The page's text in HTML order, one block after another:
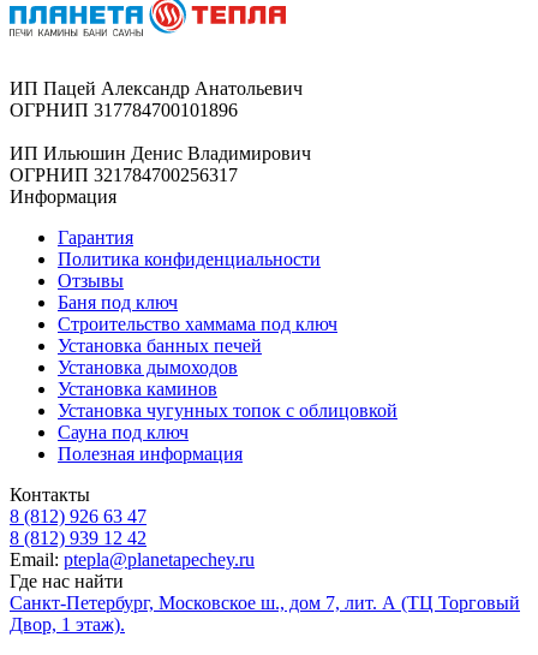
ИП Пацей Александр Анатольевич
ОГРНИП 317784700101896
ИП Ильюшин Денис Владимирович
ОГРНИП 321784700256317
Информация
Гарантия
Политика конфиденциальности
Отзывы
Баня под ключ
Строительство хаммама под ключ
Установка банных печей
Установка дымоходов
Установка каминов
Установка чугунных топок с облицовкой
Сауна под ключ
Полезная информация
Контакты
8 (812) 926 63 47
8 (812) 939 12 42
Email: ptepla@planetapechey.ru
Где нас найти
Санкт-Петербург, Московское ш., дом 7, лит. А (ТЦ Торговый
Двор, 1 этаж).